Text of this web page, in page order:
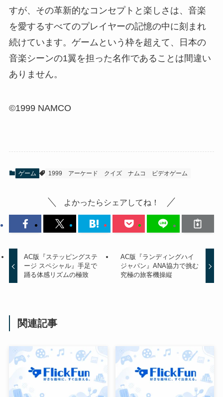
すが、その革新的なコンセプトと楽しさは、音楽
を愛するすべてのプレイヤーの記憶の中に刻まれ
続けています。ゲームという枠を超えて、日本の
音楽シーンの1翼を担った名作であることは間違い
ありません。
©1999 NAMCO
ゲーム 1999 アーケード クイズ ナムコ ビデオゲーム
よかったらシェアしてね！
AC版『ステッピングステ
ージ スペシャル』手足で
踊る体感リズムの極致
AC版『ランディングハイ
ジャパン』ANA協力で挑む
究極の旅客機操縦
関連記事